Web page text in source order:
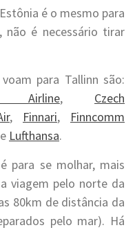
é o mesmo para
não é necessário tirar
para Tallinn são:
Airline, Czech
, Finnari, Finncomm
e Lufthansa.
para se molhar, mais
viagem pelo norte da
80km de distância da
pelo mar). Há